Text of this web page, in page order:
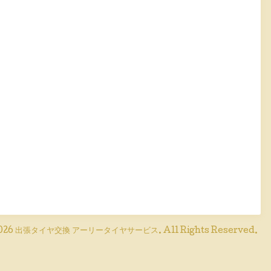
出張タイヤ交換 アーリータイヤサービス . All Rights Reserved.